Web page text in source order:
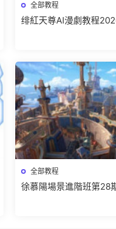
全部教程
绯紅天尊AI漫劇教程
全部教程
徐慕陽場景進階班第28